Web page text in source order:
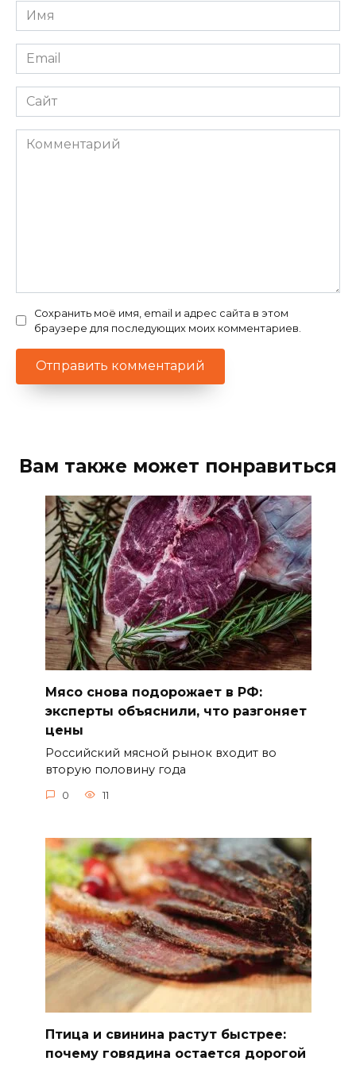
Имя
*
Email
*
Сайт
Комментарий
Сохранить моё имя, email и адрес сайта в этом
браузере для последующих моих комментариев.
Вам также может понравиться
Мясо снова подорожает в РФ:
эксперты объяснили, что разгоняет
цены
Российский мясной рынок входит во
вторую половину года
0 11
Птица и свинина растут быстрее:
почему говядина остается дорогой